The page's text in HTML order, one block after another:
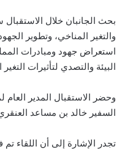
بحث الجانبان خلال الاستقبال
والتغير المناخي، وتطوير
استعراض جهود ومبادرات
البيئة والتصدي لتأثيرات
وحضر الاستقبال المدير العام
السفير خالد بن مساعد
تجدر الإشارة إلى أن اللقاء تم